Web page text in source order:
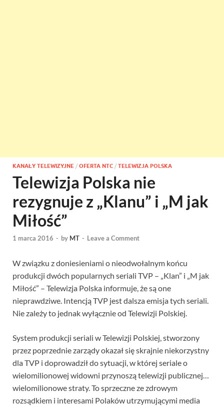
KANAŁY TELEWIZYJNE / OFERTA NTC / TELEWIZJA POLSKA
Telewizja Polska nie
rezygnuje z „Klanu” i „M jak
Miłość”
1 marca 2016 - by MT - Leave a Comment
W związku z doniesieniami o nieodwołalnym końcu
produkcji dwóch popularnych seriali TVP – „Klan” i „M jak
Miłość” – Telewizja Polska informuje, że są one
nieprawdziwe. Intencją TVP jest dalsza emisja tych seriali.
Nie zależy to jednak wyłącznie od Telewizji Polskiej.
System produkcji seriali w Telewizji Polskiej, stworzony
przez poprzednie zarządy okazał się skrajnie niekorzystny
dla TVP i doprowadził do sytuacji, w której seriale o
wielomilionowej widowni przynoszą telewizji publicznej…
wielomilionowe straty. To sprzeczne ze zdrowym
rozsądkiem i interesami Polaków utrzymującymi media